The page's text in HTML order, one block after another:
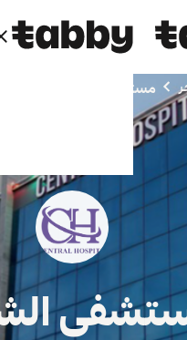
مستشفى الشارقة المركزي